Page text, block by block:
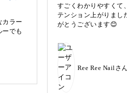
作っていきますので、まるで
囲気。
ていきますので、サロンワーク
カラー
ーでも
すごくわかりやすくて
テンション上がりまし
がとうございます😊
Ree Ree Nailさん